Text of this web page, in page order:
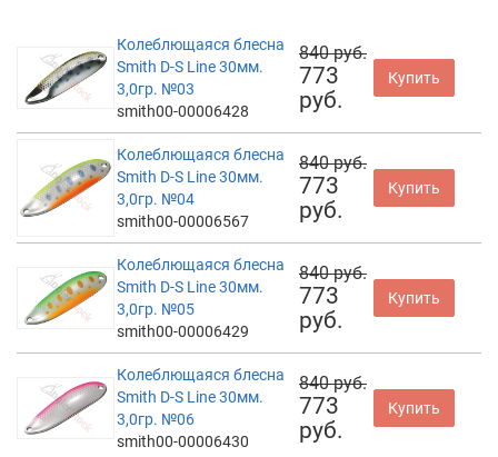
Колеблющаяся блесна
Smith D-S Line 30мм.
3,0гр. №03
smith00-00006428
840 руб.
773
руб.
Купить
Колеблющаяся блесна
Smith D-S Line 30мм.
3,0гр. №04
smith00-00006567
840 руб.
773
руб.
Купить
Колеблющаяся блесна
Smith D-S Line 30мм.
3,0гр. №05
smith00-00006429
840 руб.
773
руб.
Купить
Колеблющаяся блесна
Smith D-S Line 30мм.
3,0гр. №06
smith00-00006430
840 руб.
773
руб.
Купить